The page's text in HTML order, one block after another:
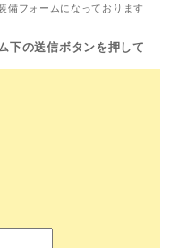
備フォームになっております
下の送信ボタンを押して